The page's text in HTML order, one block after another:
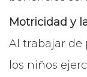
Motricidad y
Al trabajar de
los niños